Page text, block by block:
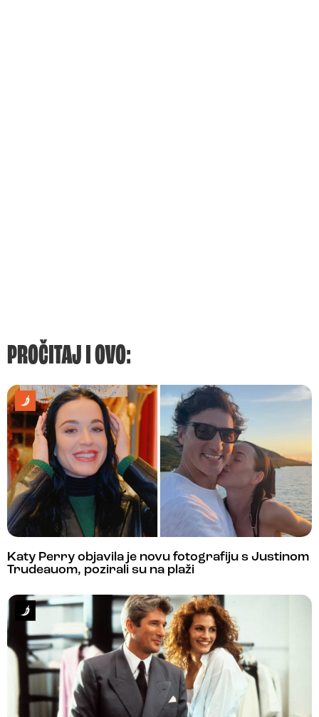
PROČITAJ I OVO:
Katy Perry objavila je novu fotografiju s Justinom
Trudeauom, pozirali su na plaži